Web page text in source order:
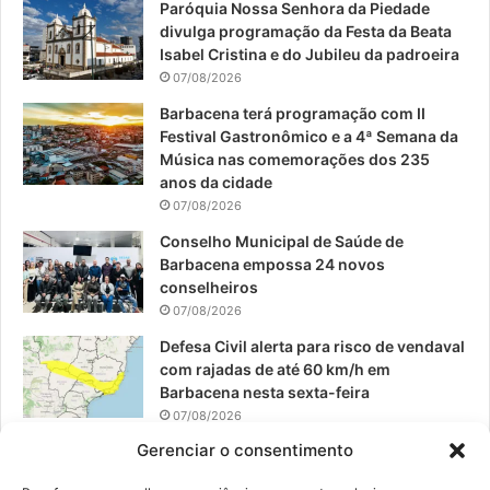
Gerenciar o consentimento
b
o
k
u
b
a
g
a
Paróquia Nossa Senhora da Piedade
divulga programação da Festa da Beata
Isabel Cristina e do Jubileu da padroeira
07/08/2026
Barbacena terá programação com II
Festival Gastronômico e a 4ª Semana da
Música nas comemorações dos 235
anos da cidade
07/08/2026
Conselho Municipal de Saúde de
Barbacena empossa 24 novos
conselheiros
07/08/2026
Defesa Civil alerta para risco de vendaval
com rajadas de até 60 km/h em
Barbacena nesta sexta-feira
07/08/2026
EPCAR tem a melhor nota do IDEB no